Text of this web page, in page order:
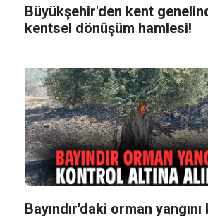
Büyükşehir'den kent
kentsel dönüşüm hamlesi!
Bayındır'daki orman